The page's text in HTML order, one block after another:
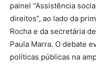
painel “Assistência
direitos”, ao lado da
Rocha e da secretária
Paula Marra. O debate
políticas públicas na